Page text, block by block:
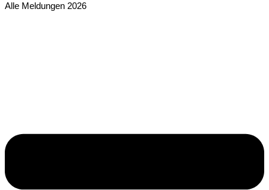
Alle Meldungen 2026